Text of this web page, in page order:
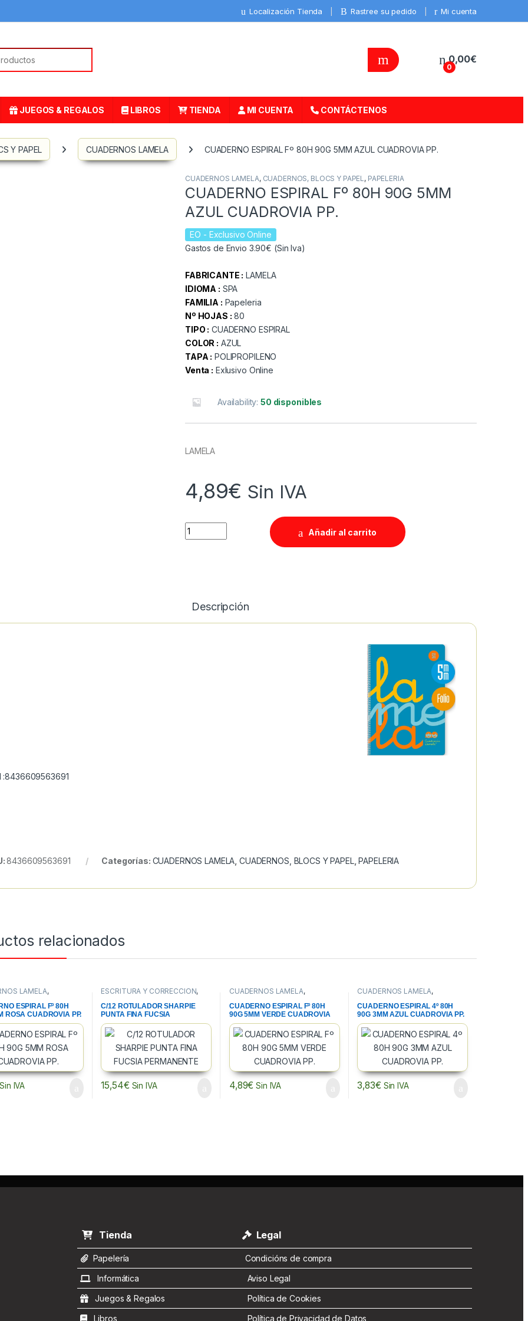
Localización Tienda Rastree su pedido Mi cuenta
0
0,00€
JUEGOS & REGALOS LIBROS TIENDA MI CUENTA CONTÁCTENOS
Y PAPEL CUADERNOS LAMELA CUADERNO ESPIRAL Fº 80H 90G 5MM AZUL CUADROVIA PP.
CUADERNOS LAMELA, CUADERNOS, BLOCS Y PAPEL, PAPELERIA
CUADERNO ESPIRAL Fº 80H 90G 5MM
AZUL CUADROVIA PP.
EO - Exclusivo Online
Gastos de Envio 3.90€ (Sin Iva)
FABRICANTE : LAMELA
IDIOMA : SPA
FAMILIA : Papeleria
Nº HOJAS : 80
TIPO : CUADERNO ESPIRAL
COLOR : AZUL
TAPA : POLIPROPILENO
Venta : Exlusivo Online
Availability:50 disponibles
LAMELA
4,89€ Sin IVA
Quantity
Añadir al carrito
Descripción
:8436609563691
8436609563691 Categorías: CUADERNOS LAMELA ,CUADERNOS, BLOCS Y PAPEL,PAPELERIA
relacionados
LAMELA,
BLOCS Y PAPEL
ESPIRAL Fº 80H
ROSA CUADROVIA PP.
Sin IVA
ESCRITURA Y CORRECCION,
PERMANENTES
C/12 ROTULADOR SHARPIE
PUNTA FINA FUCSIA
PERMANENTE
15,54€ Sin IVA
CUADERNOS LAMELA,
CUADERNOS, BLOCS Y PAPEL
PAPELERIA
CUADERNO ESPIRAL Fº 80H
90G 5MM VERDE CUADROVIA
PP.
4,89€ Sin IVA
CUADERNOS LAMELA,
CUADERNOS, BLOCS Y PAPEL
PAPELERIA
CUADERNO ESPIRAL 4º 80H
90G 3MM AZUL CUADROVIA PP.
3,83€ Sin IVA
Tienda Legal
Papelería
Condicións de compra
Informática
Aviso Legal
Juegos & Regalos
Política de Cookies
Libros
Política de Privacidad de Datos